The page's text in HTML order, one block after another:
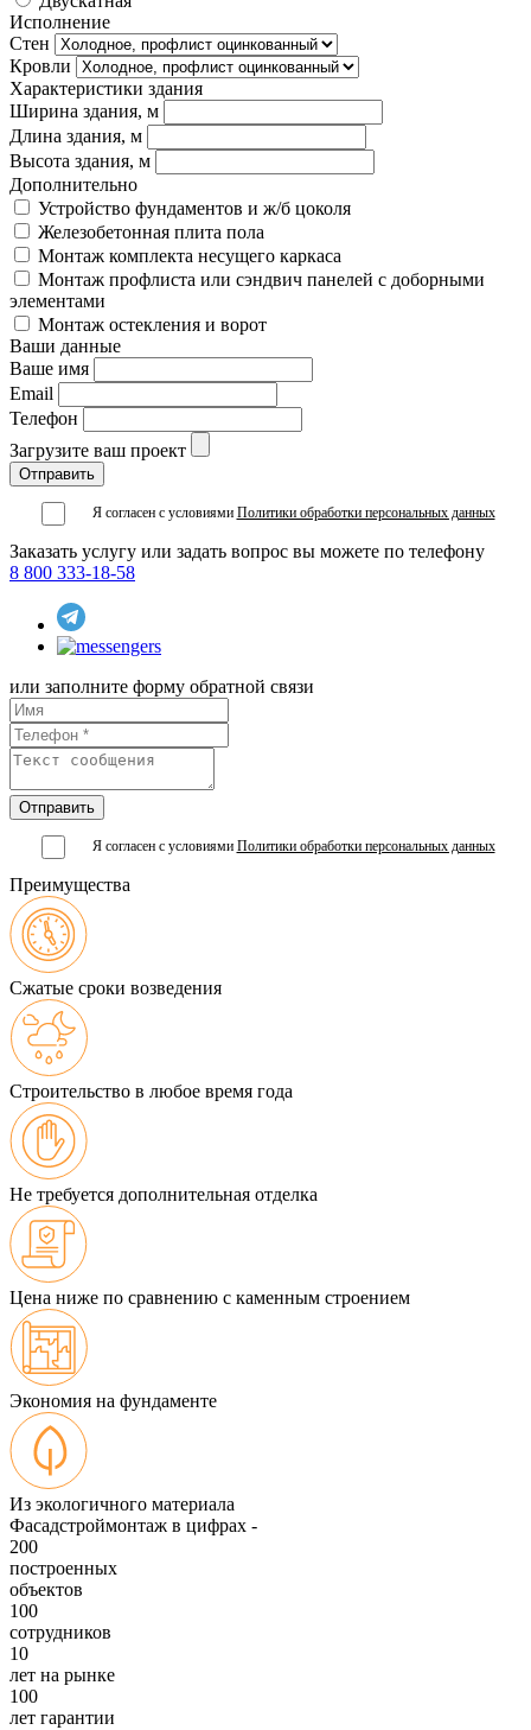
Исполнение
Стен
Кровли
Характеристики здания
Ширина здания, м
Длина здания, м
Высота здания, м
Дополнительно
Устройство фундаментов и ж/б цоколя
Железобетонная плита пола
Монтаж комплекта несущего каркаса
Монтаж профлиста или сэндвич панелей с доборными
элементами
Монтаж остекления и ворот
Ваши данные
Ваше имя
Email
Телефон
Загрузите ваш проект
Я согласен с условиями Политики обработки персональных данных
Заказать услугу или задать вопрос вы можете по телефону
8 800 333-18-58
или заполните форму обратной связи
Я согласен с условиями Политики обработки персональных данных
Преимущества
Сжатые сроки возведения
Строительство в любое время года
Не требуется дополнительная отделка
Цена ниже по сравнению с каменным строением
Экономия на фундаменте
Из экологичного материала
Фасадстроймонтаж в цифрах -
200
построенных
объектов
100
сотрудников
10
лет на рынке
100
лет гарантии